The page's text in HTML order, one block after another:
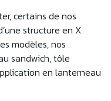
certains de nos
structure en X
modèles, nos
sandwich, tôle
en lanterneau